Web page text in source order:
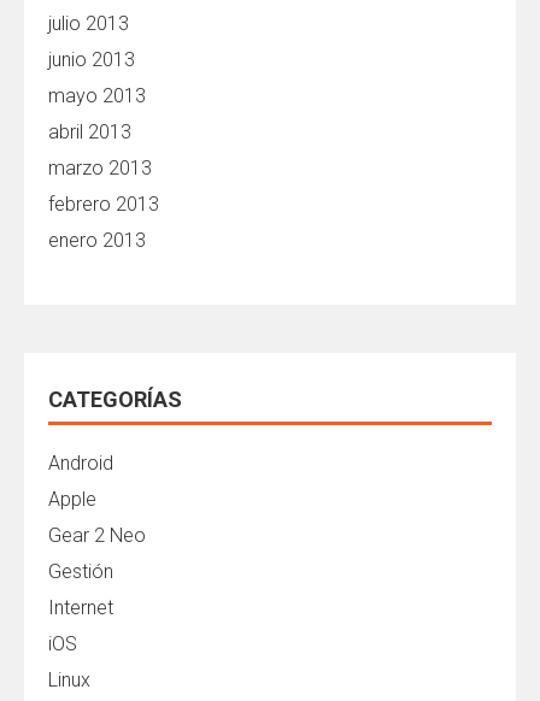
julio 2013
junio 2013
mayo 2013
abril 2013
marzo 2013
febrero 2013
enero 2013
CATEGORÍAS
Android
Apple
Gear 2 Neo
Gestión
Internet
iOS
Linux